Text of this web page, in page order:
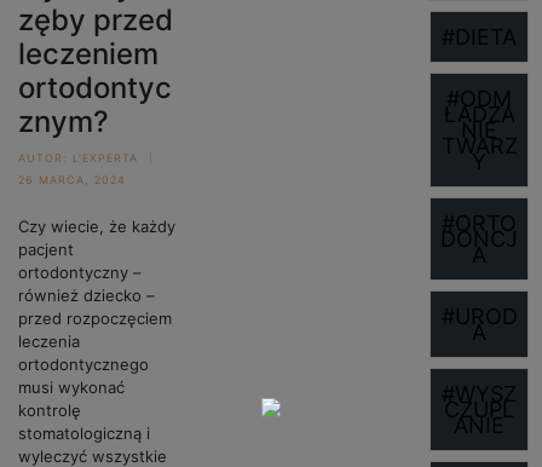
zęby przed
leczeniem
ortodontyc
znym?
AUTOR:
L'EXPERTA
26 MARCA, 2024
Czy wiecie, że każdy
pacjent
ortodontyczny –
również dziecko –
przed rozpoczęciem
leczenia
ortodontycznego
musi wykonać
kontrolę
stomatologiczną i
wyleczyć wszystkie
#DIETA
#ODM
ŁADZA
NIE
TWARZ
Y
#ORTO
DONCJ
A
#UROD
A
#WYSZ
CZUPL
ANIE